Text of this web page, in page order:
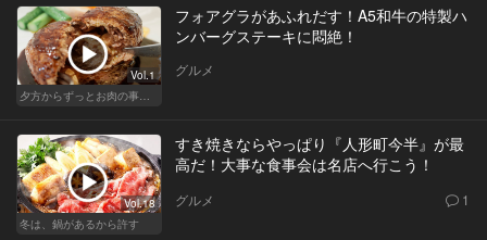
Vol.1
夕方からずっとお肉の事を考えてる貴方へ
フォアグラがあふれだす！A5和牛の特製ハ
ンバーグステーキに悶絶！
グルメ
Vol.18
冬は、鍋があるから許す
すき焼きならやっぱり『人形町今半』が最
高だ！大事な食事会は名店へ行こう！
グルメ 1